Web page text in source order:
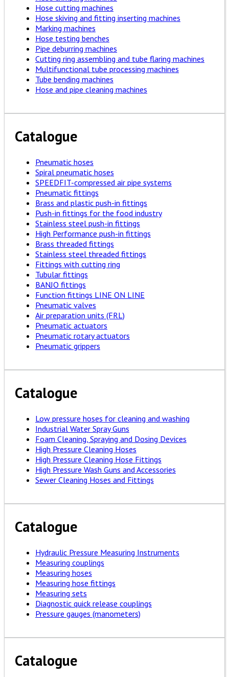
Hose cutting machines
Hose skiving and fitting inserting machines
Marking machines
Hose testing benches
Pipe deburring machines
Cutting ring assembling and tube flaring machines
Multifunctional tube processing machines
Tube bending machines
Hose and pipe cleaning machines
Catalogue
Pneumatic hoses
Spiral pneumatic hoses
SPEEDFIT-compressed air pipe systems
Pneumatic fittings
Brass and plastic push-in fittings
Push-in fittings for the food industry
Stainless steel push-in fittings
High Performance push-in fittings
Brass threaded fittings
Stainless steel threaded fittings
Fittings with cutting ring
Tubular fittings
BANJO fittings
Function fittings LINE ON LINE
Pneumatic valves
Air preparation units (FRL)
Pneumatic actuators
Pneumatic rotary actuators
Pneumatic grippers
Catalogue
Low pressure hoses for cleaning and washing
Industrial Water Spray Guns
Foam Cleaning, Spraying and Dosing Devices
High Pressure Cleaning Hoses
High Pressure Cleaning Hose Fittings
High Pressure Wash Guns and Accessories
Sewer Cleaning Hoses and Fittings
Catalogue
Hydraulic Pressure Measuring Instruments
Measuring couplings
Measuring hoses
Measuring hose fittings
Measuring sets
Diagnostic quick release couplings
Pressure gauges (manometers)
Catalogue